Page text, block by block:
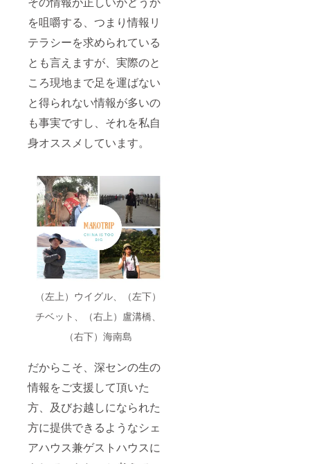
を咀嚼する、つまり情報リ
テラシーを求められている
とも言えますが、実際のと
ころ現地まで足を運ばない
と得られない情報が多いの
も事実ですし、それを私自
身オススメしています。
（左上）ウイグル、（左下）
チベット、（右上）盧溝橋、
（右下）海南島
だからこそ、深センの生の
情報をご支援して頂いた
方、及びお越しになられた
方に提供できるようなシェ
アハウス兼ゲストハウスに